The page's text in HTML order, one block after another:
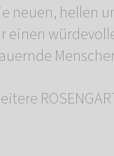
neuen, hellen
einen